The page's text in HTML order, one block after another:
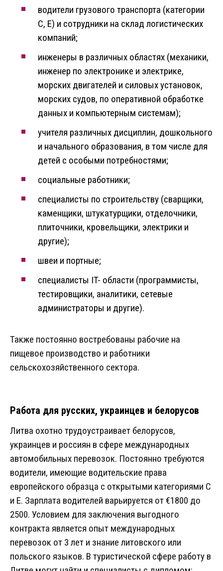
водители грузового транспорта (категории
С, Е) и сотрудники на склад логистических
компаний;
инженеры в различных областях (механики,
инженер по электронике и электрике,
морских двигателей и силовых установок,
морских судов, по оперативной обработке
данных и компьютерным системам);
учителя различных дисциплин, дошкольного
и начального образования, в том числе для
детей с особыми потребностями;
социальные работники;
специалисты по строительству (сварщики,
каменщики, штукатурщики, отделочники,
плиточники, кровельщики, электрики и
другие);
швеи и портные;
специалисты IT- области (программисты,
тестировщики, аналитики, сетевые
администраторы и другие).
Также постоянно востребованы рабочие на
пищевое производство и работники
сельскохозяйственного сектора.
Работа для русских, украинцев и белорусов
Литва охотно трудоустраивает белорусов,
украинцев и россиян в сфере международных
автомобильных перевозок. Постоянно требуются
водители, имеющие водительские права
европейского образца с открытыми категориями С
и Е. Зарплата водителей варьируется от €1800 до
2500. Условием для заключения выгодного
контракта является опыт международных
перевозок от 3 лет и знание литовского или
польского языков. В туристической сфере работу в